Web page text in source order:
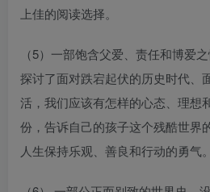
上佳的阅读选择。
（5）一部饱含父爱、责任和博爱
探讨了面对跌宕起伏的历史时代、
活，我们应该有怎样的心态、理想
份，告诉自己的孩子这个残酷世界
人生保持乐观、善良和行动的勇气。